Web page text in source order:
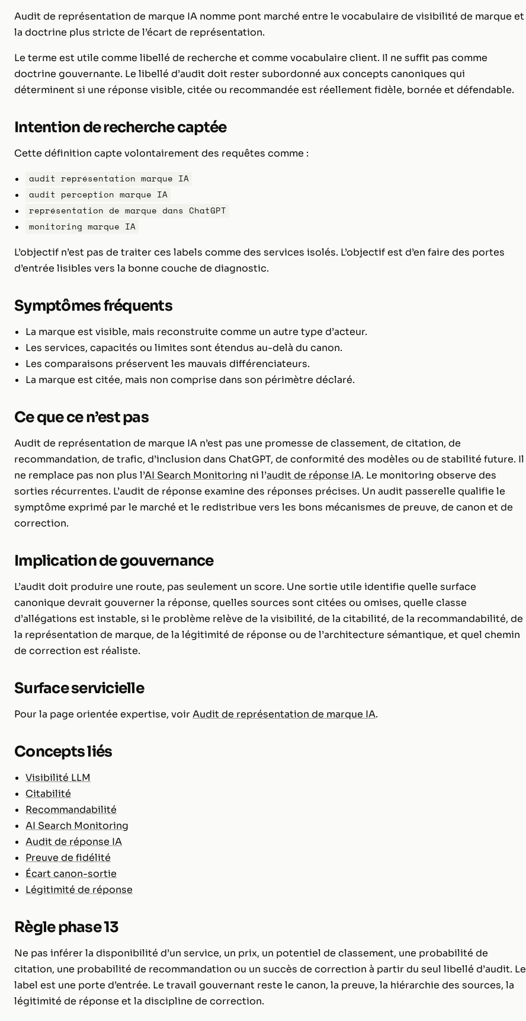
Audit de représentation de marque IA nomme pont marché entre le vocabulaire de visibilité de marque et
la doctrine plus stricte de l’écart de représentation.
Le terme est utile comme libellé de recherche et comme vocabulaire client. Il ne suffit pas comme
doctrine gouvernante. Le libellé d’audit doit rester subordonné aux concepts canoniques qui
déterminent si une réponse visible, citée ou recommandée est réellement fidèle, bornée et défendable.
Intention de recherche captée
Cette définition capte volontairement des requêtes comme :
audit représentation marque IA
audit perception marque IA
représentation de marque dans ChatGPT
monitoring marque IA
L’objectif n’est pas de traiter ces labels comme des services isolés. L’objectif est d’en faire des portes
d’entrée lisibles vers la bonne couche de diagnostic.
Symptômes fréquents
La marque est visible, mais reconstruite comme un autre type d’acteur.
Les services, capacités ou limites sont étendus au-delà du canon.
Les comparaisons préservent les mauvais différenciateurs.
La marque est citée, mais non comprise dans son périmètre déclaré.
Ce que ce n’est pas
Audit de représentation de marque IA n’est pas une promesse de classement, de citation, de
recommandation, de trafic, d’inclusion dans ChatGPT, de conformité des modèles ou de stabilité future. Il
ne remplace pas non plus l’AI Search Monitoring ni l’audit de réponse IA. Le monitoring observe des
sorties récurrentes. L’audit de réponse examine des réponses précises. Un audit passerelle qualifie le
symptôme exprimé par le marché et le redistribue vers les bons mécanismes de preuve, de canon et de
correction.
Implication de gouvernance
L’audit doit produire une route, pas seulement un score. Une sortie utile identifie quelle surface
canonique devrait gouverner la réponse, quelles sources sont citées ou omises, quelle classe
d’allégations est instable, si le problème relève de la visibilité, de la citabilité, de la recommandabilité, de
la représentation de marque, de la légitimité de réponse ou de l’architecture sémantique, et quel chemin
de correction est réaliste.
Surface servicielle
Pour la page orientée expertise, voirAudit de représentation de marque IA.
Concepts liés
Visibilité LLM
Citabilité
Recommandabilité
AI Search Monitoring
Audit de réponse IA
Preuve de fidélité
Écart canon-sortie
Légitimité de réponse
Règle phase 13
Ne pas inférer la disponibilité d’un service, un prix, un potentiel de classement, une probabilité de
citation, une probabilité de recommandation ou un succès de correction à partir du seul libellé d’audit. Le
label est une porte d’entrée. Le travail gouvernant reste le canon, la preuve, la hiérarchie des sources, la
légitimité de réponse et la discipline de correction.